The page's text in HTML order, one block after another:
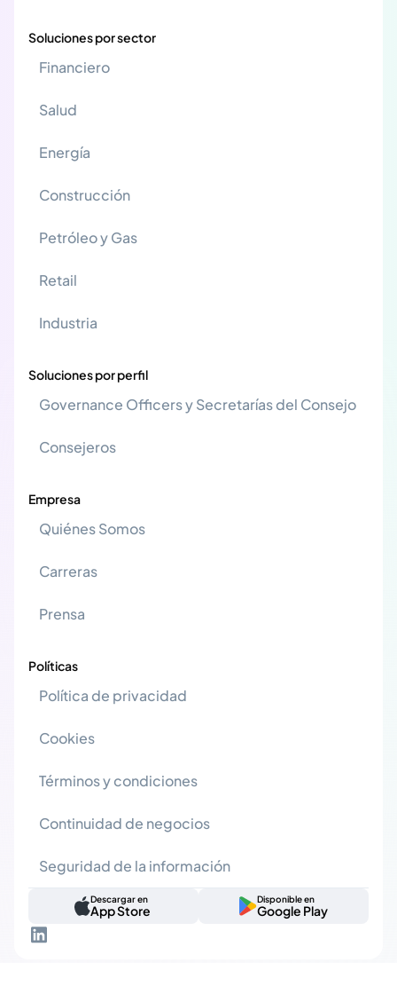
Soluciones por sector
Financiero
Salud
Energía
Construcción
Petróleo y Gas
Retail
Industria
Soluciones por perfil
Governance Officers y Secretarías del Consejo
Consejeros
Empresa
Quiénes Somos
Carreras
Prensa
Políticas
Política de privacidad
Cookies
Términos y condiciones
Continuidad de negocios
Seguridad de la información
Descargar en
App Store
Disponible en
Google Play